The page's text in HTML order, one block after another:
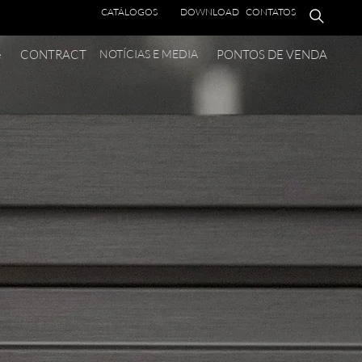
CATÁLOGOS DOWNLOAD CONTATOS
CONTRACT NOTÍCIAS E MEDIA PONTOS DE VENDA